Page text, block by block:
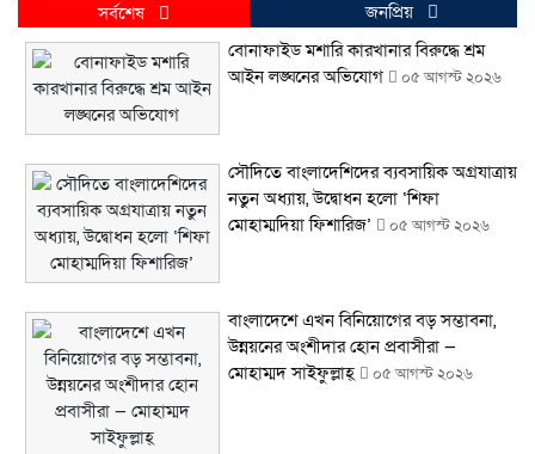
সর্বশেষ
জনপ্রিয়
বোনাফাইড মশারি কারখানার বিরুদ্ধে শ্রম
আইন লঙ্ঘনের অভিযোগ
০৫ আগস্ট ২০২৬
সৌদিতে বাংলাদেশিদের ব্যবসায়িক অগ্রযাত্রায়
নতুন অধ্যায়, উদ্বোধন হলো ‘শিফা
মোহাম্মদিয়া ফিশারিজ’
০৫ আগস্ট ২০২৬
বাংলাদেশে এখন বিনিয়োগের বড় সম্ভাবনা,
উন্নয়নের অংশীদার হোন প্রবাসীরা —
মোহাম্মদ সাইফুল্লাহ্
০৫ আগস্ট ২০২৬